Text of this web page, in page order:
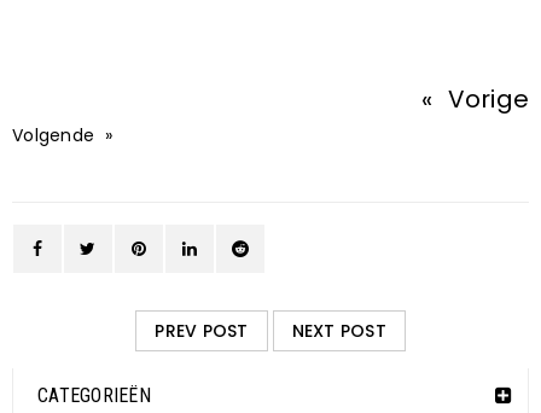
CATEGORIEËN
« Vorige
Volgende »
PREV POST NEXT POST